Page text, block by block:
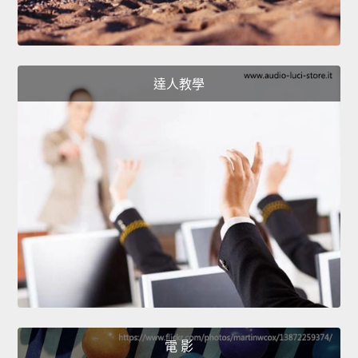
達人教學
電 影